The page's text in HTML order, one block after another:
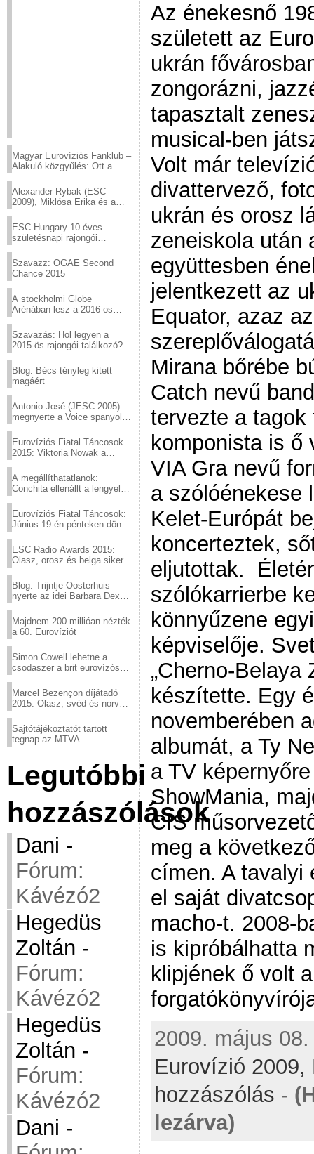
Magyar Eurovíziós Fanklub –
Alakuló közgyűlés: Ott a
Alexander Rybak (ESC
2009), Miklósa Erika és a
sztárjai a Margitszigeten
ESC Hungary 10 éves
születésnapi rajongói
Szavazz: OGAE Second
Chance 2015
A stockholmi Globe
Arénában lesz a 2016-os
Szavazás: Hol legyen a
2015-ös rajongói találkozó?
Blog: Bécs tényleg kitett
magáért
Antonio José (JESC 2005)
megnyerte a Voice spanyol
Eurovíziós Fiatal Táncosok
2015: Viktoria Nowak a
A megállíthatatlanok:
Conchita ellenállt a lengyel
Eurovíziós Fiatal Táncosok:
Június 19-én pénteken döntő
ESC Radio Awards 2015:
Olasz, orosz és belga siker,
Blog: Trijntje Oosterhuis
nyerte az idei Barbara Dex
Majdnem 200 millióan nézték
a 60. Eurovíziót
Simon Cowell lehetne a
csodaszer a brit eurovízós
Marcel Bezençon díjátadó
2015: Olasz, svéd és norvég
Sajtótájékoztatót tartott
tegnap az MTVA
Legutóbbi
hozzászólások
Dani -
Fórum:
Kávézó2
Hegedüs
Zoltán -
Fórum:
Kávézó2
Hegedüs
Zoltán -
Fórum:
Kávézó2
Dani -
Az énekesnő
született az
ukrán
zongorázni,
tapasztalt
musical-ben
Volt már
divattervező,
ukrán és orosz
zeneiskola után
együttesben
jelentkezett az
Equator, azaz
Mirana bőrébe
Catch nevű
tervezte a
komponista is ő
VIA Gra nevű
a szólóénekese
Kelet-Európát
koncerteztek,
eljutottak.
szólókarrierbe
könnyűzene
képviselője.
„Cherno-Belaya
készítette. Egy
novemberében
albumát, a Ty
a TV
ShowMania,
CIS
meg a
címen. A tavalyi
el saját
macho-t. 2008-
is kipróbálhatta
klipjének ő volt a
2009. május
Eurovízió 2009,
hozzászólás -
lezárva)